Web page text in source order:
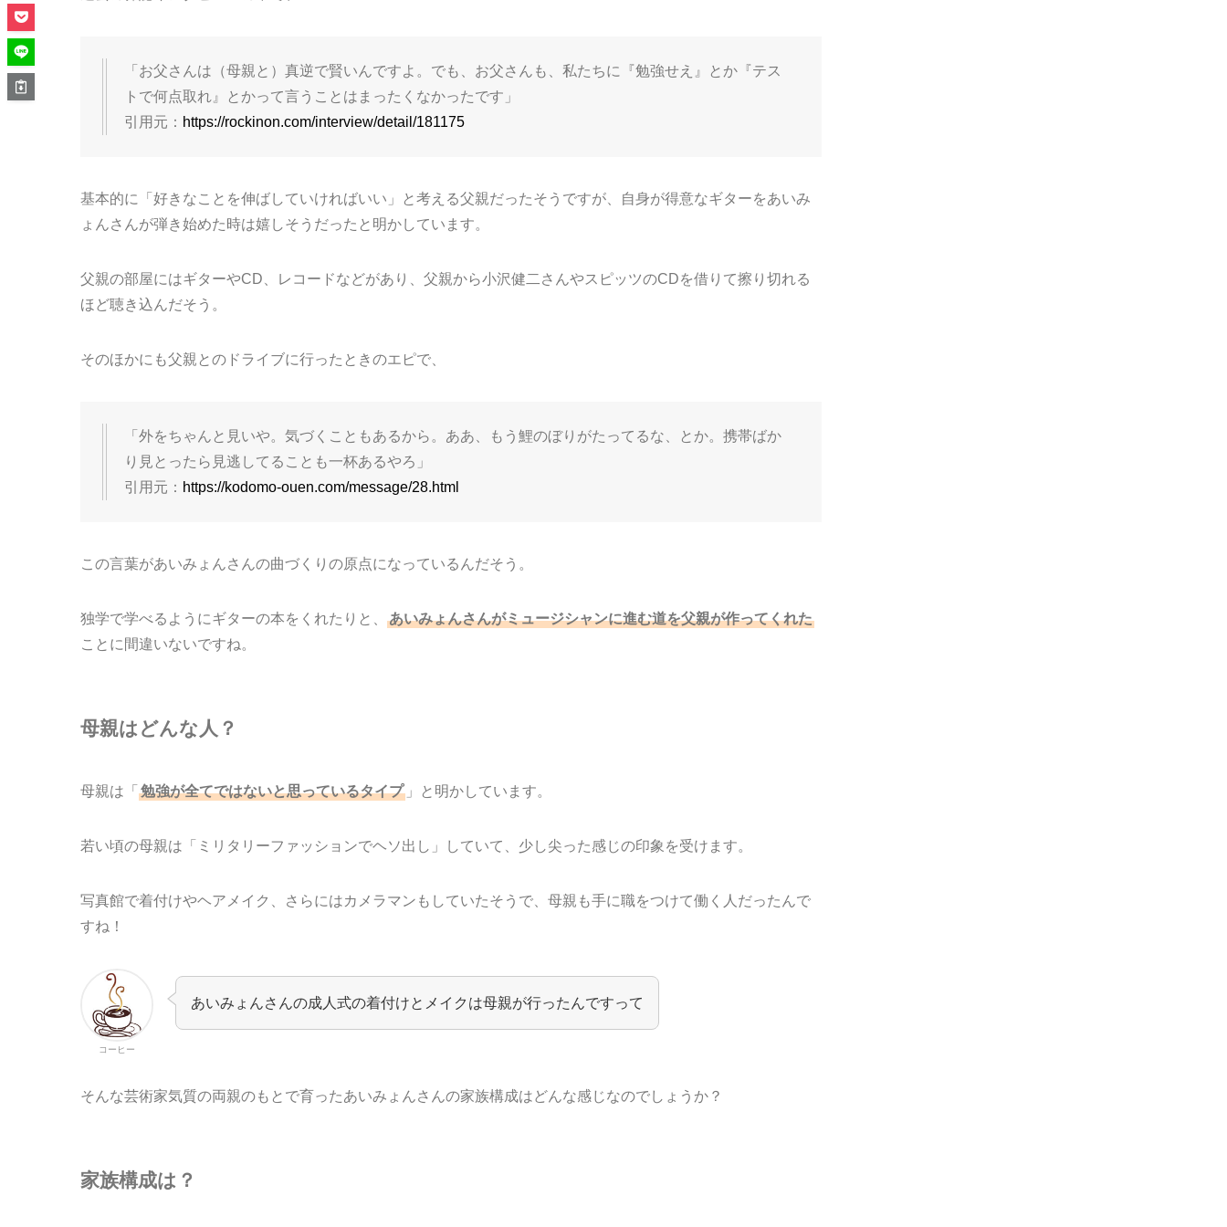
「お父さんは（母親と）真逆で賢いんですよ。でも、お父さんも、私たちに『勉強せえ』とか『テス
トで何点取れ』とかって言うことはまったくなかったです」
引用元： https://rockinon.com/interview/detail/181175
基本的に「好きなことを伸ばしていければいい」と考える父親だったそうですが、自身が得意なギターをあいみ
ょんさんが弾き始めた時は嬉しそうだったと明かしています。
父親の部屋にはギターやCD、レコードなどがあり、父親から小沢健二さんやスピッツのCDを借りて擦り切れる
ほど聴き込んだそう。
そのほかにも父親とのドライブに行ったときのエピで、
「外をちゃんと見いや。気づくこともあるから。ああ、もう鯉のぼりがたってるな、とか。携帯ばか
り見とったら見逃してることも一杯あるやろ」
引用元： https://kodomo-ouen.com/message/28.html
この言葉があいみょんさんの曲づくりの原点になっているんだそう。
独学で学べるようにギターの本をくれたりと、
あいみょんさんがミュージシャンに進む道を父親が作ってくれた
ことに間違いないですね。
母親はどんな人？
母親は「 勉強が全てではないと思っているタイプ 」と明かしています。
若い頃の母親は「ミリタリーファッションでヘソ出し」していて、少し尖った感じの印象を受けます。
写真館で着付けやヘアメイク、さらにはカメラマンもしていたそうで、母親も手に職をつけて働く人だったんで
すね！
コーヒー
あいみょんさんの成人式の着付けとメイクは母親が行ったんですって
そんな芸術家気質の両親のもとで育ったあいみょんさんの家族構成はどんな感じなのでしょうか？
家族構成は？